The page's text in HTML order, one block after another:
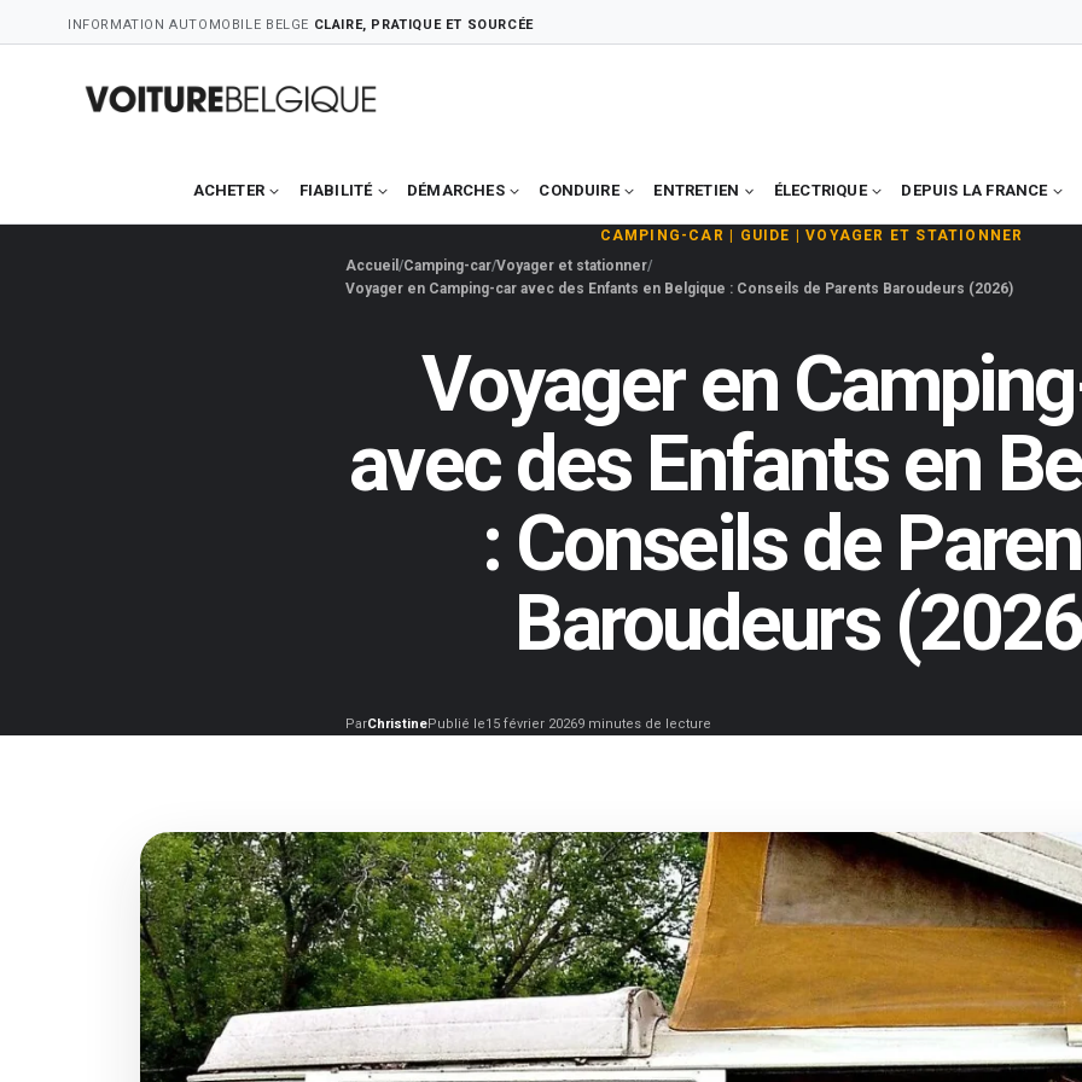
to
INFORMATION AUTOMOBILE BELGE CLAIRE, PRATIQUE ET SOURCÉE
ACHETER FIABILITÉ DÉMARCHES CONDUIRE ENTRETIEN ÉLECTRIQUE DEPUIS LA FRANCE
CAMPING-CAR GUIDE |VOYAGER ET STATIONNER
Accueil Camping-car Voyager et stationner
Voyager en Camping-car avec des Enfants en Belgique : Conseils de Parents Baroudeurs (2026)
Voyager en
avec des Enfants en
: Conseils de
Baroudeurs
ParChristinePublié le15 février 20269 minutes de lecture